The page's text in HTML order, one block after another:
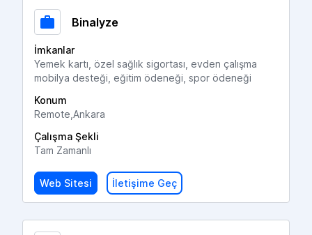
Binalyze
İmkanlar
Yemek kartı, özel sağlık sigortası, evden çalışma
mobilya desteği, eğitim ödeneği, spor ödeneği
Konum
Remote,Ankara
Çalışma Şekli
Tam Zamanlı
Web Sitesi İletişime Geç